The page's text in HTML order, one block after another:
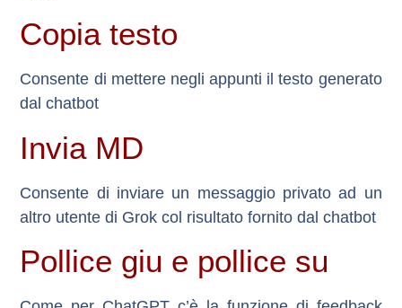
Copia testo
Consente di mettere negli appunti il testo generato
dal chatbot
Invia MD
Consente di inviare un messaggio privato ad un
altro utente di Grok col risultato fornito dal chatbot
Pollice giu e pollice su